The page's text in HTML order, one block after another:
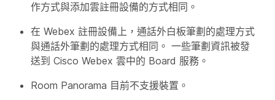
作方式與添加雲註冊設備的方式相同。
在 Webex 註冊設備上，通話外白板筆劃的處理方式
與通話外筆劃的處理方式相同。 一些筆劃資訊被發
送到 Cisco Webex 雲中的 Board 服務。
Room Panorama 目前不支援裝置。